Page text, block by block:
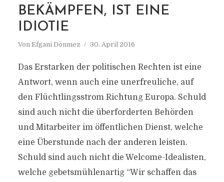
BEKÄMPFEN, IST EINE
IDIOTIE
Von Efgani Dönmez 30. April 2016
Das Erstarken der politischen Rechten ist eine
Antwort, wenn auch eine unerfreuliche, auf
den Flüchtlingsstrom Richtung Europa. Schuld
sind auch nicht die überforderten Behörden
und Mitarbeiter im öffentlichen Dienst, welche
eine Überstunde nach der anderen leisten.
Schuld sind auch nicht die Welcome-Idealisten,
welche gebetsmühlenartig “Wir schaffen das